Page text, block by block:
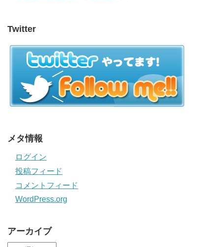
Twitter
メタ情報
ログイン
投稿フィード
コメントフィード
WordPress.org
アーカイブ